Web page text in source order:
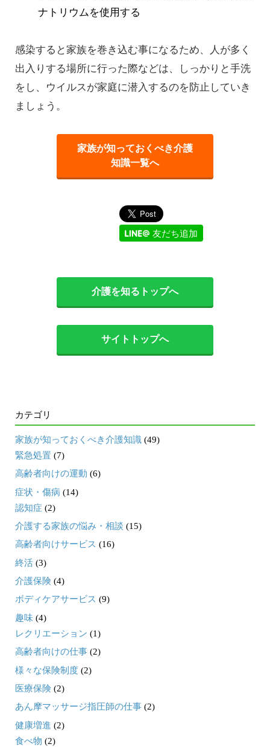
ナトリウムを使用する
感染すると家族を巻き込む事になるため、人が多く
出入りする場所に行った際などは、しっかりと手洗
をし、ウイルスが家庭に潜入するのを防止していき
ましょう。
家族が知っておくべき介護
知識一覧へ
友だち追加
介護を知るトップへ
サイトトップへ
カテゴリ
家族が知っておくべき介護知識 (49)
緊急処置 (7)
高齢者向けの運動 (6)
症状・傷病 (14)
認知症 (2)
介護する家族の悩み・相談 (15)
高齢者向けサービス (16)
終活 (3)
介護保険 (4)
ボディケアサービス (9)
趣味 (4)
レクリエーション (1)
高齢者向けの仕事 (2)
様々な保険制度 (2)
医療保険 (2)
あん摩マッサージ指圧師の仕事 (2)
健康増進 (2)
食べ物 (2)